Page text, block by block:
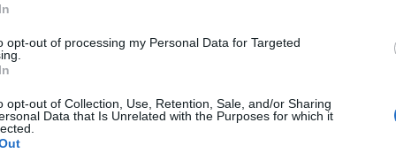
opt-out of processing my Personal Data for Targeted
opt-out of Collection, Use, Retention, Sale, and/or Sharing
Data that Is Unrelated with the Purposes for which it
το Σάββατο 21 Ιανουαρίου (ώρα 14.30) στο
τον Άρη την Κυριακή 22 Ιανουαρίου (ώρα
στη Θεσσαλονίκη.